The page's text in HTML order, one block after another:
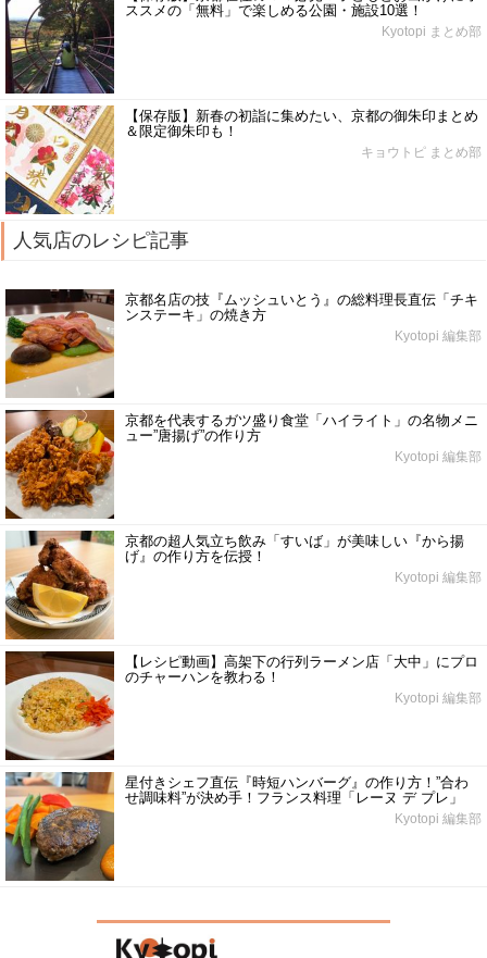
ススメの「無料」で楽しめる公園・施設10選！
Kyotopi まとめ部
【保存版】新春の初詣に集めたい、京都の御朱印まとめ
＆限定御朱印も！
キョウトピ まとめ部
人気店のレシピ記事
京都名店の技『ムッシュいとう』の総料理長直伝「チキ
ンステーキ」の焼き方
Kyotopi 編集部
京都を代表するガツ盛り食堂「ハイライト」の名物メニ
ュー”唐揚げ”の作り方
Kyotopi 編集部
京都の超人気立ち飲み「すいば」が美味しい『から揚
げ』の作り方を伝授！
Kyotopi 編集部
【レシピ動画】高架下の行列ラーメン店「大中」にプロ
のチャーハンを教わる！
Kyotopi 編集部
星付きシェフ直伝『時短ハンバーグ』の作り方！”合わ
せ調味料”が決め手！フランス料理「レーヌ デ プレ」
Kyotopi 編集部